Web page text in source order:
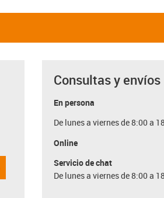
Consultas y envíos
En persona
De lunes a viernes de 8:00 a
Online
Servicio de chat
De lunes a viernes de 8:00 a